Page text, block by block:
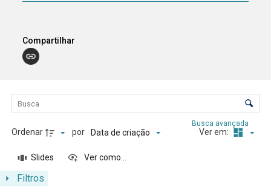
Compartilhar
Lista de itens
Controle de ordenação e visualização
Filtros
Busca avançada
Ordenar por Data de criação Ver em:
Slides Ver como...